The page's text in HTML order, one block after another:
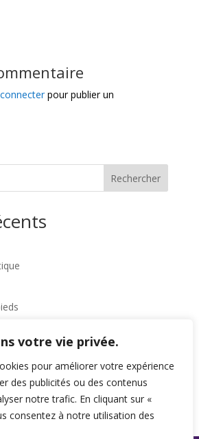
votre vie privée.
pour améliorer votre expérience
des publicités ou des contenus
notre trafic. En cliquant sur «
consentez à notre utilisation des
pour publier un
Rechercher
récents
à afficher.